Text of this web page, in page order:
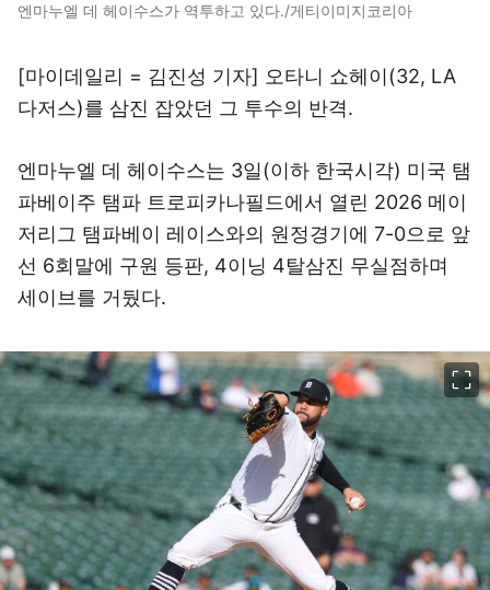
엔마누엘 데 헤이수스가 역투하고 있다./게티이미지코리아
[마이데일리 = 김진성 기자] 오타니 쇼헤이(32, LA
다저스)를 삼진 잡았던 그 투수의 반격.
엔마누엘 데 헤이수스는 3일(이하 한국시각) 미국 탬
파베이주 탬파 트로피카나필드에서 열린 2026 메이
저리그 탬파베이 레이스와의 원정경기에 7-0으로 앞
선 6회말에 구원 등판, 4이닝 4탈삼진 무실점하며
세이브를 거뒀다.